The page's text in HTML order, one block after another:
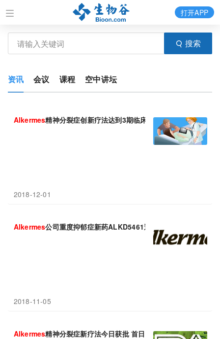
搜索
打开APP
资讯 会议 课程 空中讲坛
Alkermes精神分裂症创新疗法达到3期临床主要终点
2018-12-01
Alkermes公司重度抑郁症新药ALKD5461遭美国FDA委员会否决
2018-11-05
Alkermes精神分裂症新疗法今日获批 首日即可用药